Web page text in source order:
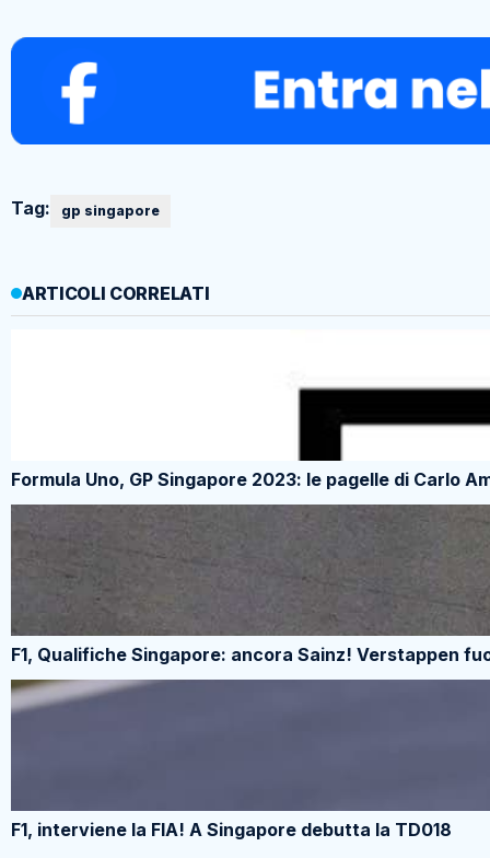
Tag: gp singapore
ARTICOLI CORRELATI
Formula Uno, GP Singapore 2023: le pagelle di Carlo
F1, Qualifiche Singapore: ancora Sainz! Verstappen
F1, interviene la FIA! A Singapore debutta la TD018